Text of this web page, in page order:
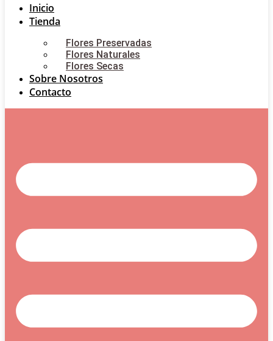
Inicio
Tienda
Flores Preservadas
Flores Naturales
Flores Secas
Sobre Nosotros
Contacto